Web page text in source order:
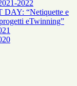
2022
“Netiquette e
eTwinning”